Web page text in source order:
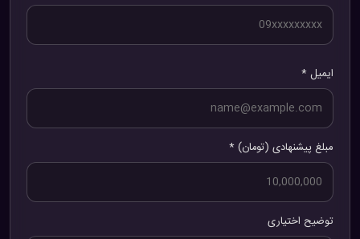
ایمیل *
مبلغ پیشنهادی (تومان) *
توضیح اختیاری